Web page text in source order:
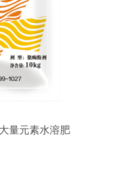
量元素水溶肥